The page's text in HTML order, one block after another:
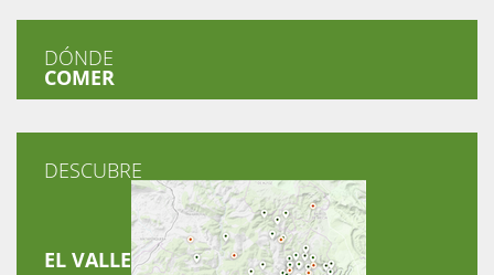
DÓNDE
COMER
DESCUBRE
EL VALLE